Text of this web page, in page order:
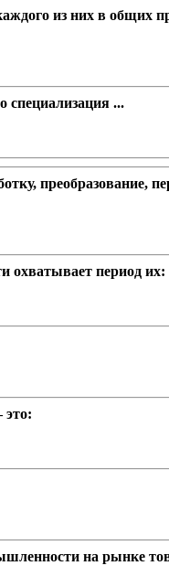
из них в общих
специализация ...
преобразование,
охватывает период их:
это:
на рынке